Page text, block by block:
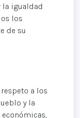
la igualdad
los
de su
a los
y la